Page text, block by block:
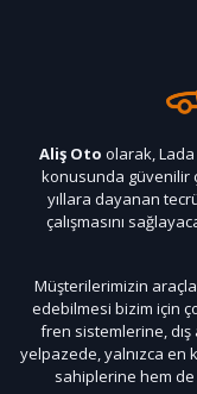
Aliş Oto olarak,
konusunda güvenilir
yıllara dayanan
çalışmasını
Müşterilerimizin
edebilmesi bizim için
fren sistemlerine,
yelpazede, yalnızca en
sahiplerine hem